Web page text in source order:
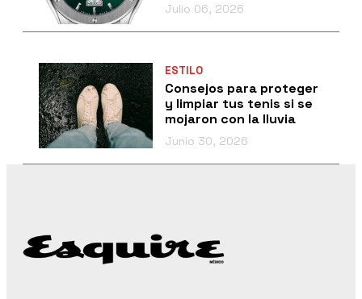
Julio 06, 2026
ESTILO
Consejos para proteger
y limpiar tus tenis si se
mojaron con la lluvia
Junio 30, 2026